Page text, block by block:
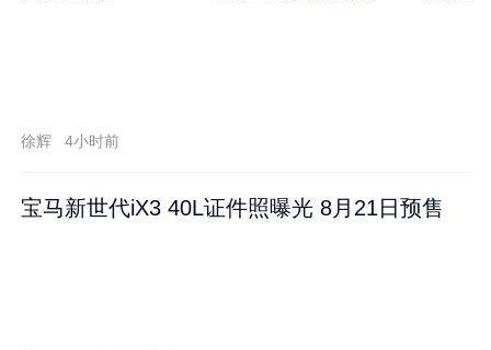
徐辉 4小时前
宝马新世代iX3 40L证件照曝光 8月21日预售